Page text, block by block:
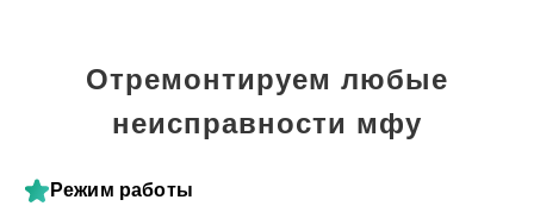
Отремонтируем любые
неисправности мфу
Режим работы